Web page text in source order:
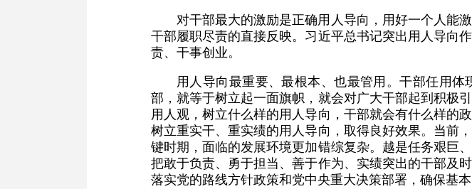
对干部最大的激励是正确用人导向，用好一个人能
干部履职尽责的直接反映。习近平总书记突出用人导向
责、干事创业。
用人导向最重要、最根本、也最管用。干部任用
部，就等于树立起一面旗帜，就会对广大干部起到积极
用人观，树立什么样的用人导向，干部就会有什么样的
树立重实干、重实绩的用人导向，取得良好效果。当前
键时期，面临的发展环境更加错综复杂。越是任务艰巨
把敢于负责、勇于担当、善于作为、实绩突出的干部及
落实党的路线方针政策和党中央重大决策部署，确保基